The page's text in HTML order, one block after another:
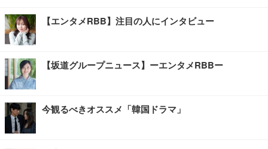
【エンタメRBB】注目の人にインタビュー
【坂道グループニュース】ーエンタメRBBー
今観るべきオススメ「韓国ドラマ」